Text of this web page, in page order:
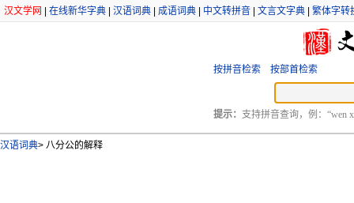
汉文学网 在线新华字典 汉语词典 成语词典 中文转拼音 文言文字典 繁体字转
按拼音检索 按部首检索
提示： 支持拼音查询，例：“wen
汉语词典> 八分公的解释